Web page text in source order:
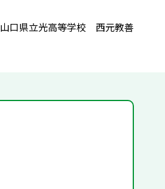
山口県立光高等学校 西元教善